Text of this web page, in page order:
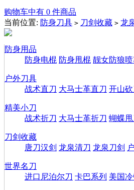
购物车中有 0 件商品
当前位置: 防身刀具 > 刀剑收藏 > 龙
防身用品
防身电棍 防身甩棍 靓女防狼喷
户外刀具
战术直刀 大马士革直刀 开山砍
精美小刀
战术折刀 大马士革折刀 蝴蝶甩
刀剑收藏
唐刀汉剑 龙泉清刀 龙泉刀剑
世界名刀
进口尼泊尔刀 卡巴系列 美国